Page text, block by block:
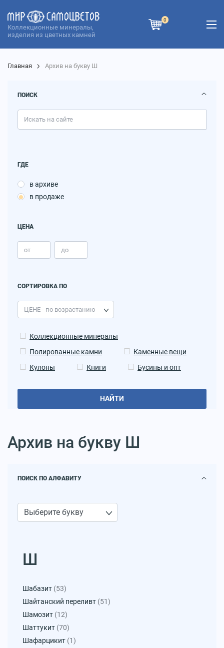
Коллекционные минералы,
изделия из цветных камней
0
Главная Архив на букву Ш
ПОИСК
ГДЕ
в архиве
в продаже
ЦЕНА
СОРТИРОВКА ПО
Коллекционные минералы
Полированные камни
Каменные вещи
Кулоны
Книги Бусины и опт
НАЙТИ
Архив на букву Ш
ПОИСК ПО АЛФАВИТУ
Ш
Шабазит (53)
Шайтанский переливт (51)
Шамозит (12)
Шаттукит (70)
Шафарцикит (1)